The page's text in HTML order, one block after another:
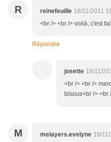
R reinefeuille 16/11/2011
<br /> <br /> voilà, c'est
Répondre
josette 16/11/
<br /> <br />
bisous<br /> <br
M melayers.evelyne 16/